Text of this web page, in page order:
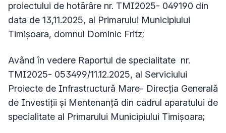
proiectului de hotărâre nr. TMI2025- 049190 din
data de 13,11.2025, al Primarului Municipiului
Timișoara, domnul Dominic Fritz;
Având în vedere Raportul de specialitate nr.
TMI2025- 053499/11.12.2025, al Serviciului
Proiecte de Infrastructură Mare- Direcția Generală
de Investiții și Mentenanță din cadrul aparatului de
specialitate al Primarului Municipiului Timișoara;